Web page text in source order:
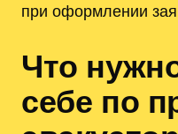
при оформлении
Что
себе по